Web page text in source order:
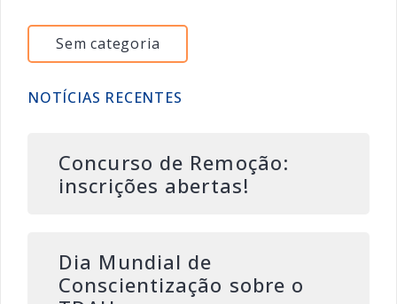
Sem categoria
NOTÍCIAS RECENTES
Concurso de Remoção:
inscrições abertas!
Dia Mundial de
Conscientização sobre o